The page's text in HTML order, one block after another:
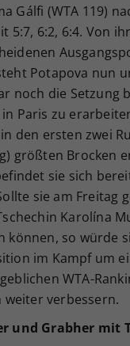
Gálfi (WTA 119)
5:7, 6:2, 6:4. Von
Potapova nun
noch die Setzung
Paris zu
den ersten zwei
größten Brocken
sie sich
sie am Freitag
Karolína
können, so würde
im Kampf um
WTA-
verbessern.
und Grabher mit